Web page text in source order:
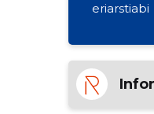
eriarstiabi